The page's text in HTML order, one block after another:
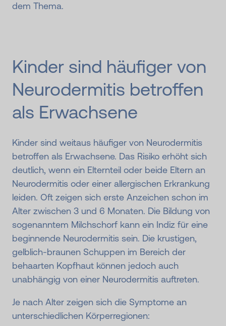
dem Thema.
Kinder sind häufiger von
Neurodermitis betroffen
als Erwachsene
Kinder sind weitaus häufiger von Neurodermitis
betroffen als Erwachsene. Das Risiko erhöht sich
deutlich, wenn ein Elternteil oder beide Eltern an
Neurodermitis oder einer allergischen Erkrankung
leiden. Oft zeigen sich erste Anzeichen schon im
Alter zwischen 3 und 6 Monaten. Die Bildung von
sogenanntem Milchschorf kann ein Indiz für eine
beginnende Neurodermitis sein. Die krustigen,
gelblich-braunen Schuppen im Bereich der
behaarten Kopfhaut können jedoch auch
unabhängig von einer Neurodermitis auftreten.
Je nach Alter zeigen sich die Symptome an
unterschiedlichen Körperregionen: